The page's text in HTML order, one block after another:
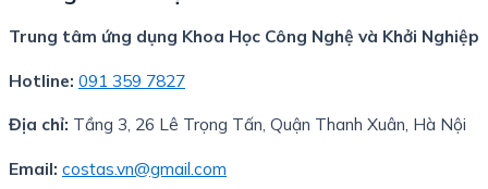
Trung tâm ứng dụng Khoa Học Công Nghệ và Khởi Nghiệp
Hotline: 091 359 7827
Địa chỉ: Tầng 3, 26 Lê Trọng Tấn, Quận Thanh Xuân, Hà Nội
Email: costas.vn@gmail.com